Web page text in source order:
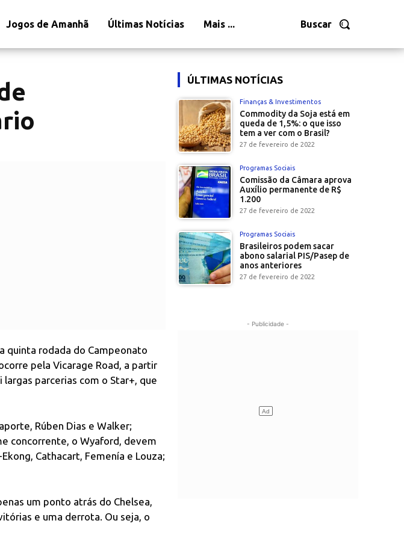
Buscar
Jogos de Amanhã Últimas Notícias Mais ...
quinta rodada do Campeonato
pela Vicarage Road, a partir
parcerias com o Star+, que
Rúben Dias e Walker;
concorrente, o Wyaford, devem
Cathacart, Femenía e Louza;
um ponto atrás do Chelsea,
e uma derrota. Ou seja, o
ÚLTIMAS NOTÍCIAS
Finanças & Investimentos
Commodity da Soja está em
queda de 1,5%: o que isso
tem a ver com o Brasil?
27 de fevereiro de 2022
Programas Sociais
Comissão da Câmara aprova
Auxílio permanente de R$
1.200
27 de fevereiro de 2022
Programas Sociais
Brasileiros podem sacar
abono salarial PIS/Pasep de
anos anteriores
27 de fevereiro de 2022
- Publicidade -